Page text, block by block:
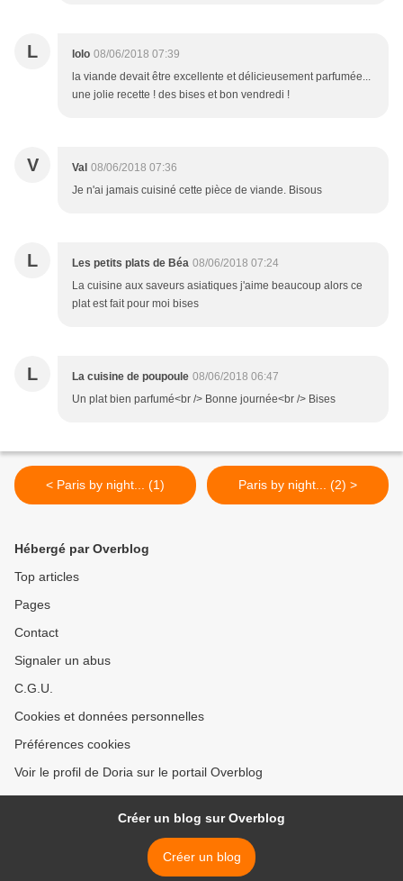
L lolo 08/06/2018 07:39
la viande devait être excellente et délicieusement parfumée...
une jolie recette ! des bises et bon vendredi !
V Val 08/06/2018 07:36
Je n'ai jamais cuisiné cette pièce de viande. Bisous
L Les petits plats de Béa 08/06/2018 07:24
La cuisine aux saveurs asiatiques j'aime beaucoup alors ce
plat est fait pour moi bises
L La cuisine de poupoule 08/06/2018 06:47
Un plat bien parfumé<br /> Bonne journée<br /> Bises
< Paris by night... (1) Paris by night... (2) >
Hébergé par Overblog
Top articles
Pages
Contact
Signaler un abus
C.G.U.
Cookies et données personnelles
Préférences cookies
Voir le profil de Doria sur le portail Overblog
Créer un blog sur Overblog
Créer un blog